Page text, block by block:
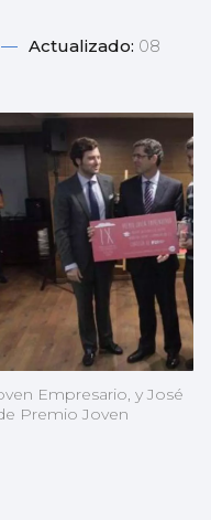
— Actualizado: 08
Empresario, y José
Premio Joven